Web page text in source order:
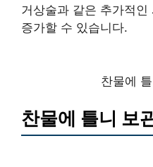
거상술과 같은 추가적인
증가할 수 있습니다.
찬물에
찬물에 틀니 보